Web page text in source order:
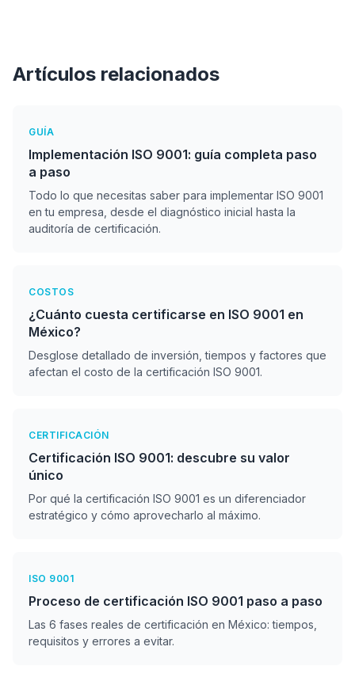
Artículos relacionados
GUÍA
Implementación ISO 9001: guía completa paso
a paso
Todo lo que necesitas saber para implementar ISO 9001
en tu empresa, desde el diagnóstico inicial hasta la
auditoría de certificación.
COSTOS
¿Cuánto cuesta certificarse en ISO 9001 en
México?
Desglose detallado de inversión, tiempos y factores que
afectan el costo de la certificación ISO 9001.
CERTIFICACIÓN
Certificación ISO 9001: descubre su valor
único
Por qué la certificación ISO 9001 es un diferenciador
estratégico y cómo aprovecharlo al máximo.
ISO 9001
Proceso de certificación ISO 9001 paso a paso
Las 6 fases reales de certificación en México: tiempos,
requisitos y errores a evitar.